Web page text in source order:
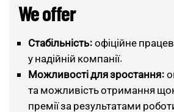
We offer
Стабільність: офіційне
у надійній компанії.
Можливості для зростання:
та можливість отримання
премії за результатами